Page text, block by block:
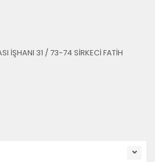
İŞHANI 31 / 73-74 SİRKECİ FATİH